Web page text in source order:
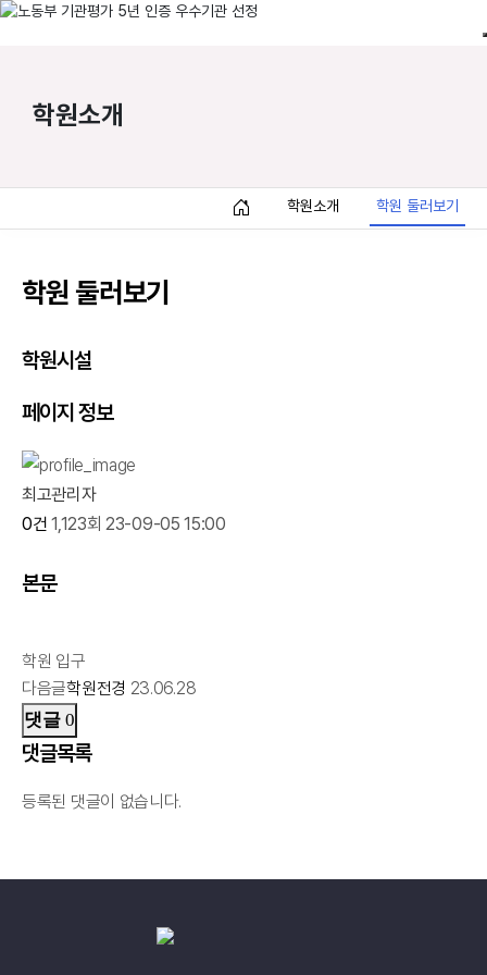
학원소개
학원소개 학원 둘러보기
학원 둘러보기
학원시설
페이지 정보
최고관리자
0건 1,123회 23-09-05 15:00
본문
학원 입구
다음글학원전경 23.06.28
댓글 0
댓글목록
등록된 댓글이 없습니다.